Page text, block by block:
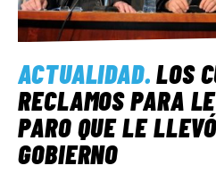
ACTUALIDAD.LOS
RECLAMOS PARA
PARO QUE LE
GOBIERNO